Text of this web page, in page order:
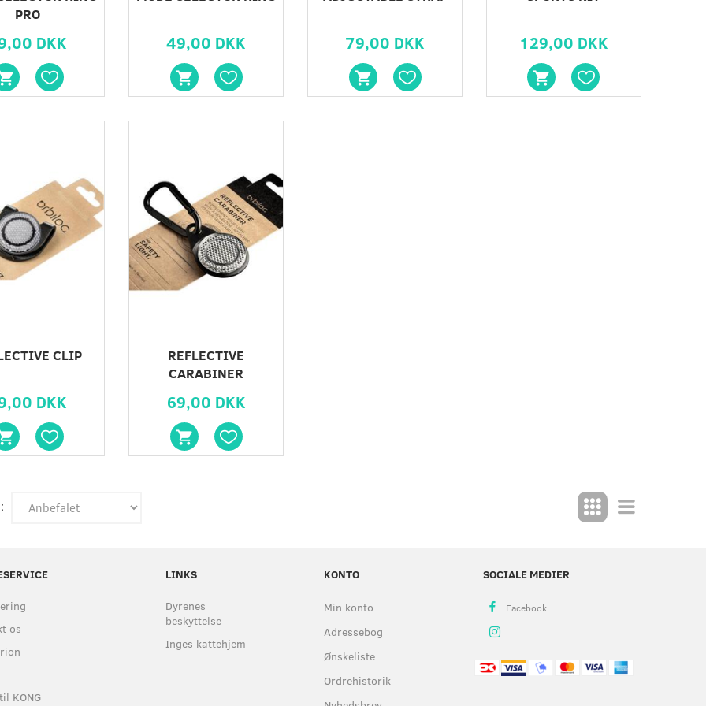
PRO
DKK 49,00 DKK 79,00 DKK 129,00 DKK
CLIP
DKK
REFLECTIVE
CARABINER
69,00 DKK
os
KONG
LINKS
Dyrenes
beskyttelse
Inges kattehjem
KONTO
Min konto
Adressebog
Ønskeliste
Ordrehistorik
SOCIALE MEDIER